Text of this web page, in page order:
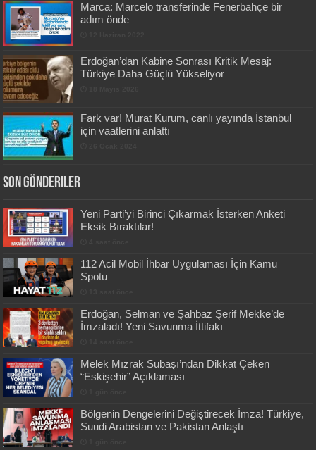
Marca: Marcelo transferinde Fenerbahçe bir
adım önde
Erdoğan’dan Kabine Sonrası Kritik Mesaj:
Türkiye Daha Güçlü Yükseliyor
Fark var! Murat Kurum, canlı yayında İstanbul
için vaatlerini anlattı
Son Gönderiler
Yeni Parti’yi Birinci Çıkarmak İsterken Anketi
Eksik Bıraktılar!
112 Acil Mobil İhbar Uygulaması İçin Kamu
Spotu
Erdoğan, Selman ve Şahbaz Şerif Mekke’de
İmzaladı! Yeni Savunma İttifakı
Melek Mızrak Subaşı’ndan Dikkat Çeken
“Eskişehir” Açıklaması
Bölgenin Dengelerini Değiştirecek İmza! Türkiye,
Suudi Arabistan ve Pakistan Anlaştı